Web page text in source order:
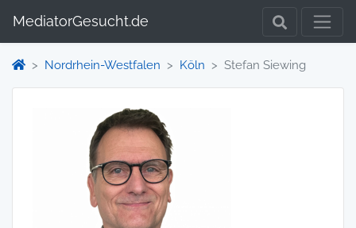
MediatorGesucht.de
Nordrhein-Westfalen Köln Stefan Siewing